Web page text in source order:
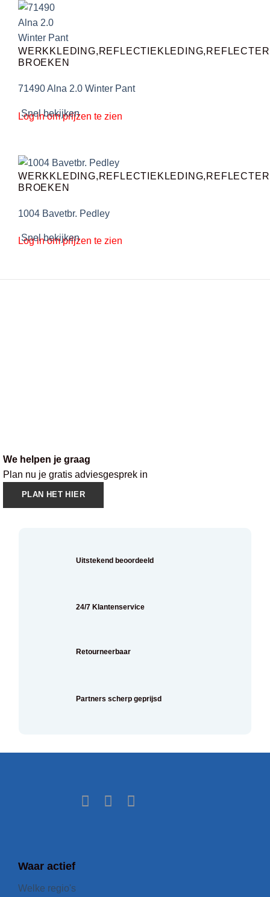
Snel bekijken
BROEKEN
71490 Alna 2.0 Winter Pant
Log in om prijzen te zien
Snel bekijken
BROEKEN
1004 Bavetbr. Pedley
Log in om prijzen te zien
We helpen je graag
Plan nu je gratis adviesgesprek in
PLAN HET HIER
Uitstekend beoordeeld
24/7 Klantenservice
Retourneerbaar
Partners scherp geprijsd
Waar actief
Welke regio's